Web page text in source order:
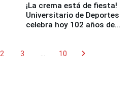
¡La crema está de fiesta!
Universitario de Deportes
celebra hoy 102 años de
2 3 10 chevron_right